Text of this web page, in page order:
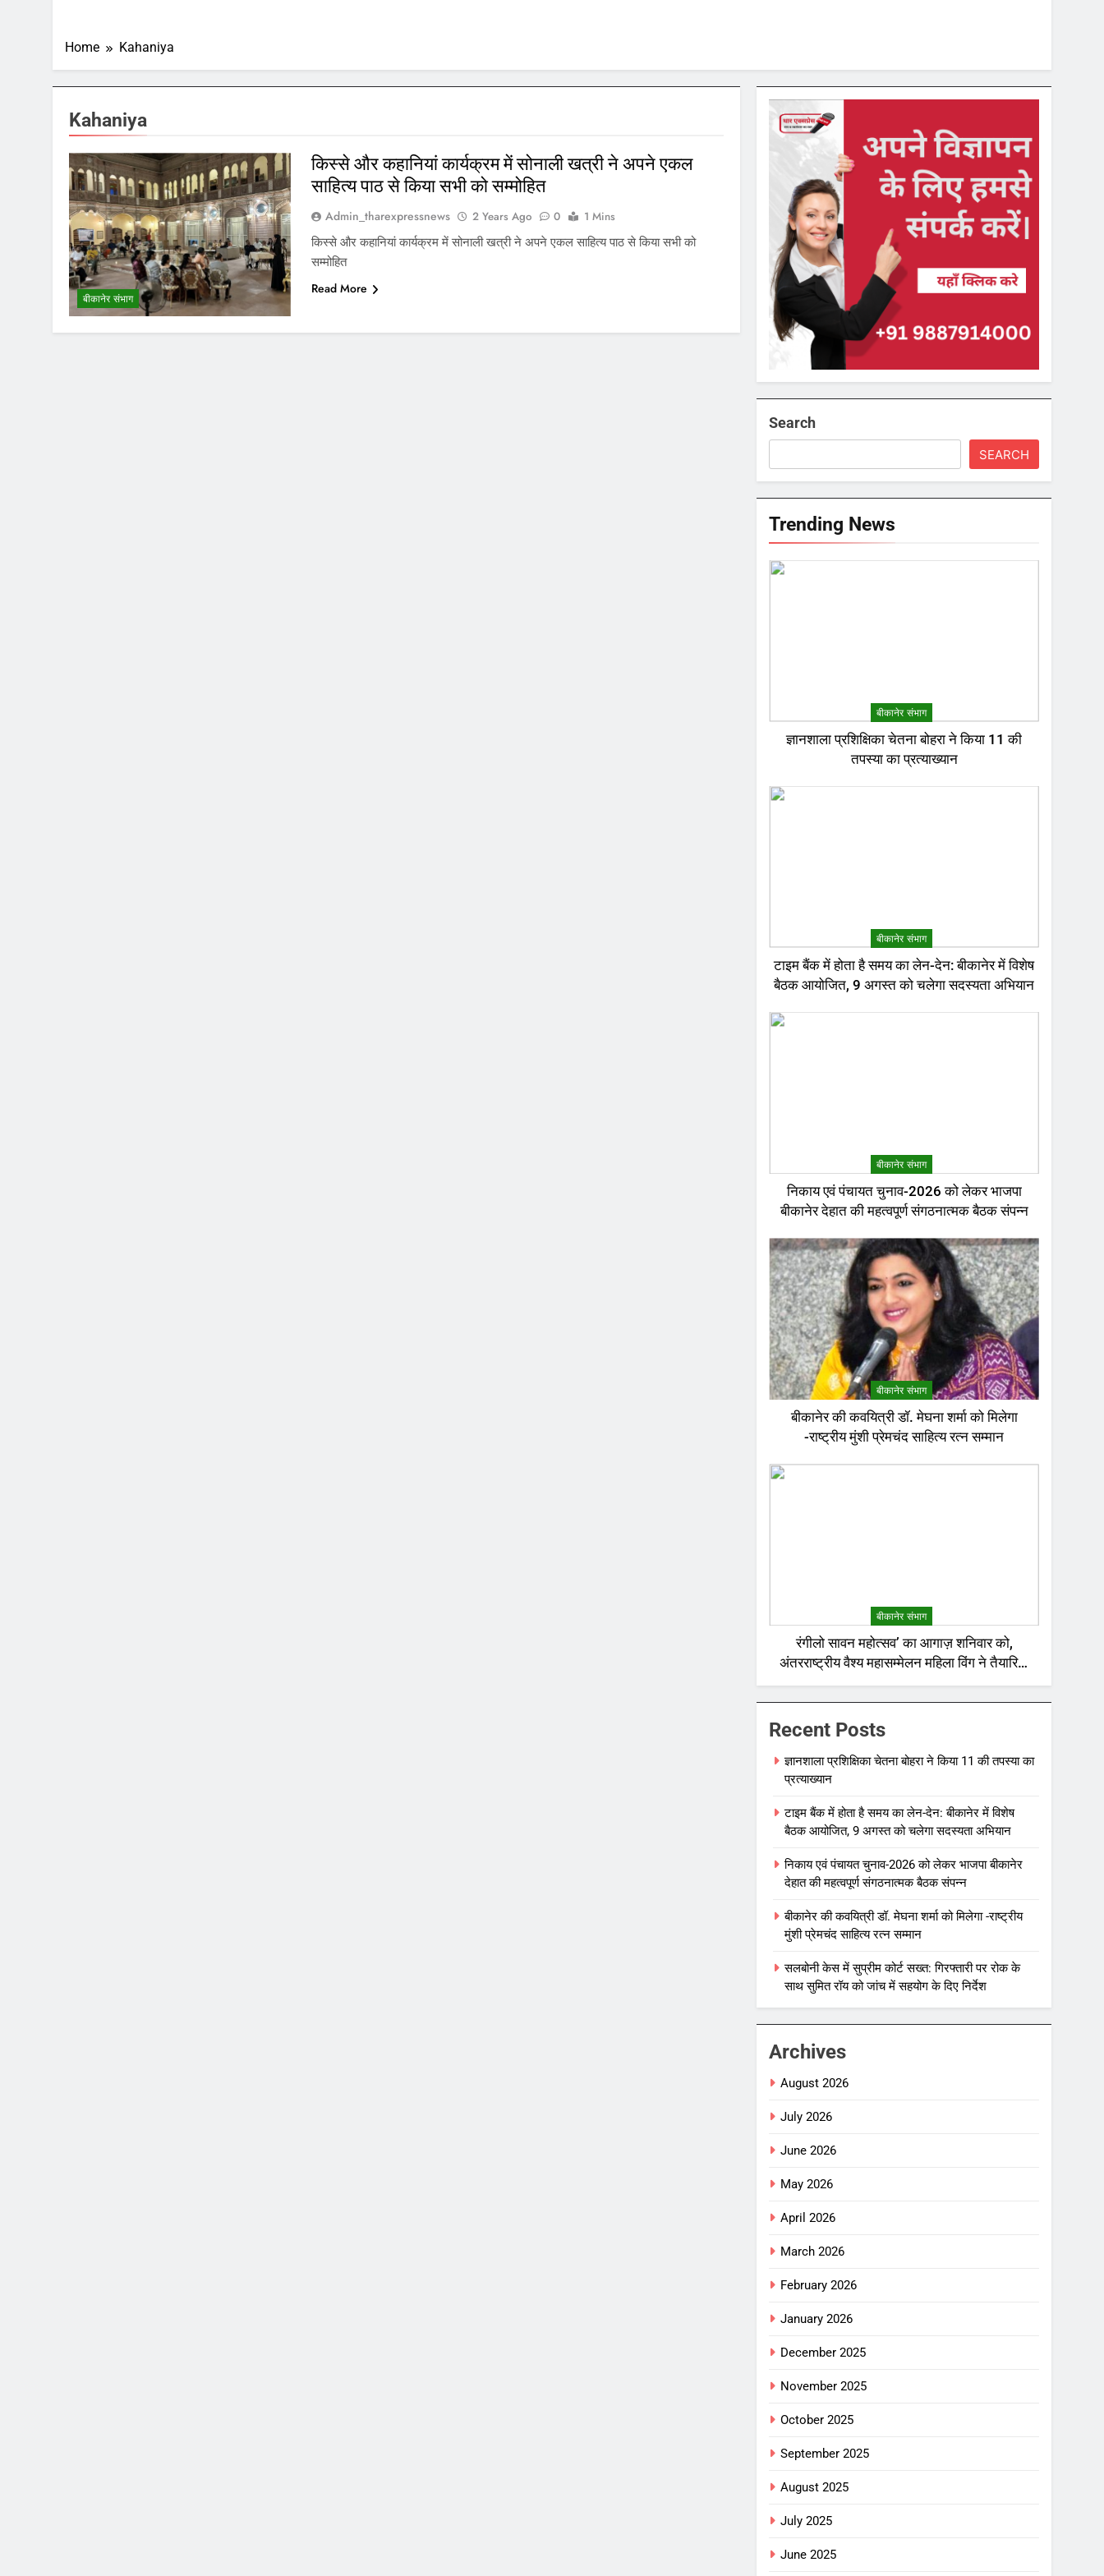
Home Kahaniya
Kahaniya
बीकानेर संभाग
किस्से और कहानियां कार्यक्रम में सोनाली खत्री ने अपने एकल
साहित्य पाठ से किया सभी को सम्मोहित
Admin_tharexpressnews 2 Years Ago 0
1 Mins
किस्से और कहानियां कार्यक्रम में सोनाली खत्री ने अपने एकल साहित्य पाठ से किया सभी को
सम्मोहित
Read More
Search
SEARCH
Trending News
बीकानेर संभाग
ज्ञानशाला प्रशिक्षिका चेतना बोहरा ने किया 11 की
तपस्या का प्रत्याख्यान
बीकानेर संभाग
टाइम बैंक में होता है समय का लेन-देन: बीकानेर में विशेष
बैठक आयोजित, 9 अगस्त को चलेगा सदस्यता अभियान
बीकानेर संभाग
निकाय एवं पंचायत चुनाव-2026 को लेकर भाजपा
बीकानेर देहात की महत्वपूर्ण संगठनात्मक बैठक संपन्न
बीकानेर संभाग
बीकानेर की कवयित्री डॉ. मेघना शर्मा को मिलेगा
-राष्ट्रीय मुंशी प्रेमचंद साहित्य रत्न सम्मान
बीकानेर संभाग
रंगीलो सावन महोत्सव’ का आगाज़ शनिवार को,
अंतरराष्ट्रीय वैश्य महासम्मेलन महिला विंग ने तैयारियां
की पूर्ण
Recent Posts
ज्ञानशाला प्रशिक्षिका चेतना बोहरा ने किया 11 की तपस्या का
प्रत्याख्यान
टाइम बैंक में होता है समय का लेन-देन: बीकानेर में विशेष
बैठक आयोजित, 9 अगस्त को चलेगा सदस्यता अभियान
निकाय एवं पंचायत चुनाव-2026 को लेकर भाजपा बीकानेर
देहात की महत्वपूर्ण संगठनात्मक बैठक संपन्न
बीकानेर की कवयित्री डॉ. मेघना शर्मा को मिलेगा -राष्ट्रीय
मुंशी प्रेमचंद साहित्य रत्न सम्मान
सलबोनी केस में सुप्रीम कोर्ट सख्त: गिरफ्तारी पर रोक के
साथ सुमित रॉय को जांच में सहयोग के दिए निर्देश
Archives
August 2026
July 2026
June 2026
May 2026
April 2026
March 2026
February 2026
January 2026
December 2025
November 2025
October 2025
September 2025
August 2025
July 2025
June 2025